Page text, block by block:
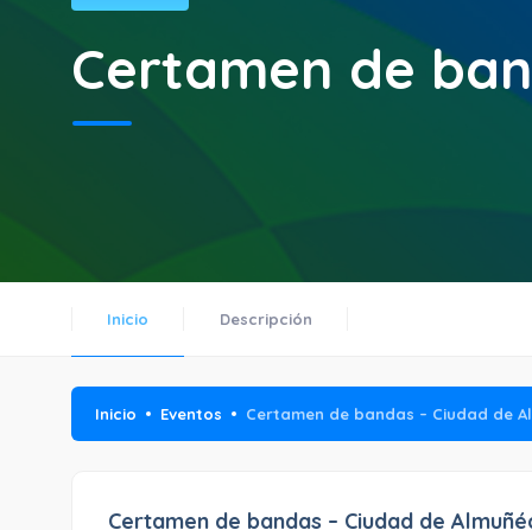
Certamen de
Inicio Descripción
Inicio Eventos Certamen de bandas – Ciudad de
Certamen de bandas – Ciudad de